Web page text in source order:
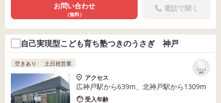
お問い合わせ
（無料）
電話で聞く
自己実現型こども育ち塾つきのうさぎ 神戸
リストに
保存
空きあり 土日祝営業
アクセス
広神戸駅から639m、北神戸駅から1309m
受入年齢